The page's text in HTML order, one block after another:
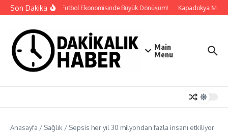
İçeriğe atla
Son DakikaKüresel Futbol Ekonomisinde Büyük Dönüşüm! Kapadokya
Main
Menu
Anasayfa / Sağlık / Sepsis her yıl 30 milyondan fazla insanı etkiliyor